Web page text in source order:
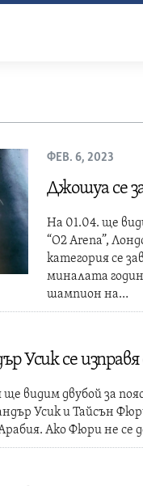
ФЕВ. 6, 2023
Джошуа се
На 01.04. ще
“O2 Arena”,
категория се
миналата
шампион на…
Усик се
видим двубой за
Усик и Тайсън
Ако Фюри не се